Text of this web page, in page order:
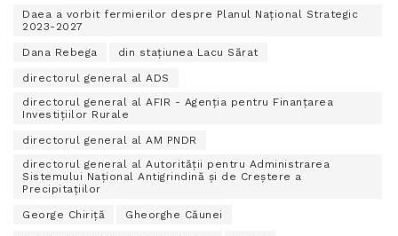
Daea a vorbit fermierilor despre Planul Național Strategic
2023-2027
Dana Rebega din stațiunea Lacu Sărat
directorul general al ADS
directorul general al AFIR - Agenția pentru Finanțarea
Investițiilor Rurale
directorul general al AM PNDR
directorul general al Autorității pentru Administrarea
Sistemului Național Antigrindină și de Creștere a
Precipitațiilor
George Chiriță Gheorghe Căunei